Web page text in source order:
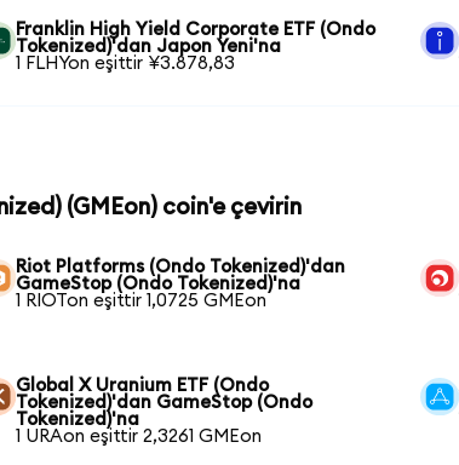
Franklin High Yield Corporate ETF (Ondo
Tokenized)'dan Japon Yeni'na
1 FLHYon eşittir ¥3.878,83
(GMEon) coin'e çevirin
Riot Platforms (Ondo Tokenized)'dan
GameStop (Ondo Tokenized)'na
1 RIOTon eşittir 1,0725 GMEon
Global X Uranium ETF (Ondo
Tokenized)'dan GameStop (Ondo
Tokenized)'na
1 URAon eşittir 2,3261 GMEon